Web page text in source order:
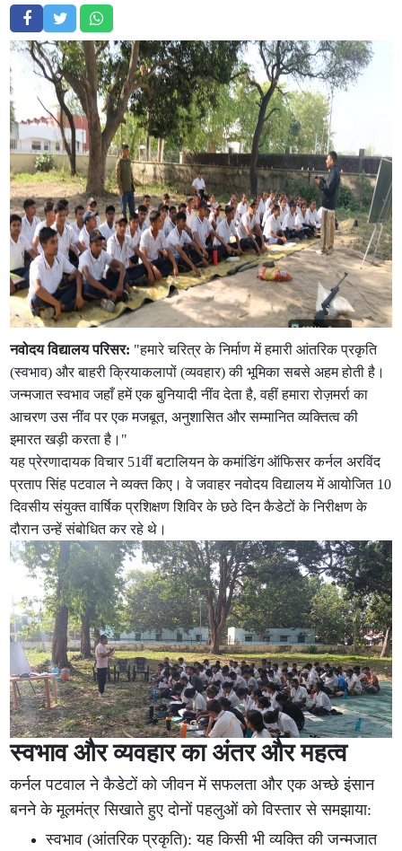
नवोदय विद्यालय परिसर: "हमारे चरित्र के निर्माण में हमारी आंतरिक प्रकृति
(स्वभाव) और बाहरी क्रियाकलापों (व्यवहार) की भूमिका सबसे अहम होती है।
जन्मजात स्वभाव जहाँ हमें एक बुनियादी नींव देता है, वहीं हमारा रोज़मर्रा का
आचरण उस नींव पर एक मजबूत, अनुशासित और सम्मानित व्यक्तित्व की
इमारत खड़ी करता है।"
यह प्रेरणादायक विचार 51वीं बटालियन के कमांडिंग ऑफिसर कर्नल अरविंद
प्रताप सिंह पटवाल ने व्यक्त किए। वे जवाहर नवोदय विद्यालय में आयोजित 10
दिवसीय संयुक्त वार्षिक प्रशिक्षण शिविर के छठे दिन कैडेटों के निरीक्षण के
दौरान उन्हें संबोधित कर रहे थे।
स्वभाव और व्यवहार का अंतर और महत्व
कर्नल पटवाल ने कैडेटों को जीवन में सफलता और एक अच्छे इंसान
बनने के मूलमंत्र सिखाते हुए दोनों पहलुओं को विस्तार से समझाया:
स्वभाव (आंतरिक प्रकृति): यह किसी भी व्यक्ति की जन्मजात